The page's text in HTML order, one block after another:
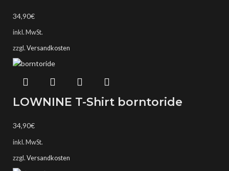
34,90€
inkl. MwSt.
zzgl. Versandkosten
LOWNINE T-Shirt borntoride
34,90€
inkl. MwSt.
zzgl. Versandkosten